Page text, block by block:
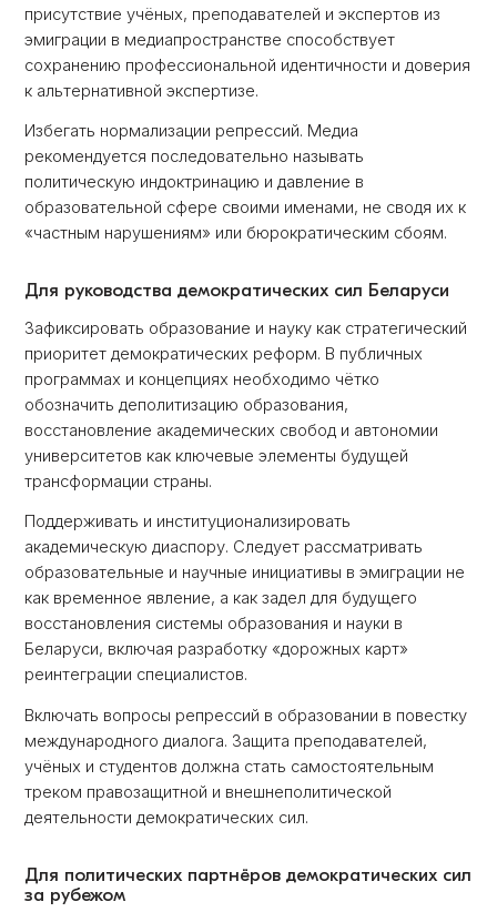
присутствие учёных, преподавателей и экспертов из
эмиграции в медиапространстве способствует
сохранению профессиональной идентичности и доверия
к альтернативной экспертизе.
Избегать нормализации репрессий. Медиа
рекомендуется последовательно называть
политическую индоктринацию и давление в
образовательной сфере своими именами, не сводя их к
«частным нарушениям» или бюрократическим сбоям.
Для руководства демократических сил Беларуси
Зафиксировать образование и науку как стратегический
приоритет демократических реформ. В публичных
программах и концепциях необходимо чётко
обозначить деполитизацию образования,
восстановление академических свобод и автономии
университетов как ключевые элементы будущей
трансформации страны.
Поддерживать и институционализировать
академическую диаспору. Следует рассматривать
образовательные и научные инициативы в эмиграции не
как временное явление, а как задел для будущего
восстановления системы образования и науки в
Беларуси, включая разработку «дорожных карт»
реинтеграции специалистов.
Включать вопросы репрессий в образовании в повестку
международного диалога. Защита преподавателей,
учёных и студентов должна стать самостоятельным
треком правозащитной и внешнеполитической
деятельности демократических сил.
Для политических партнёров демократических сил
за рубежом